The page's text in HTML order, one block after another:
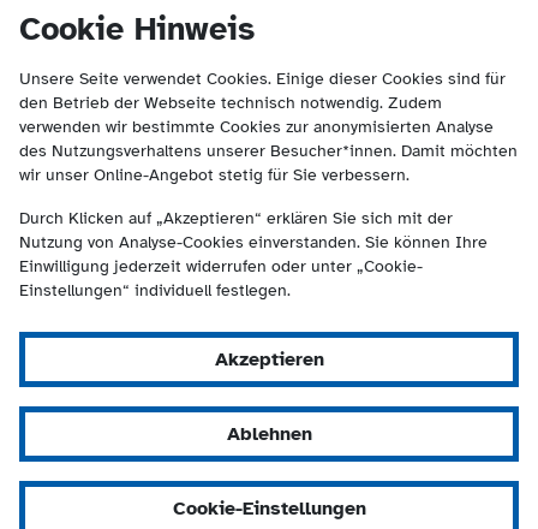
Cookie Hinweis
Unsere Seite verwendet Cookies. Einige dieser Cookies sind für
den Betrieb der Webseite technisch notwendig. Zudem
verwenden wir bestimmte Cookies zur anonymisierten Analyse
des Nutzungsverhaltens unserer Besucher*innen. Damit möchten
wir unser Online-Angebot stetig für Sie verbessern.
Durch Klicken auf „Akzeptieren“ erklären Sie sich mit der
Nutzung von Analyse-Cookies einverstanden. Sie können Ihre
Einwilligung jederzeit widerrufen oder unter „Cookie-
Einstellungen“ individuell festlegen.
Akzeptieren
Ablehnen
Cookie-Einstellungen
springen
(Kontakt und Suche) springen.